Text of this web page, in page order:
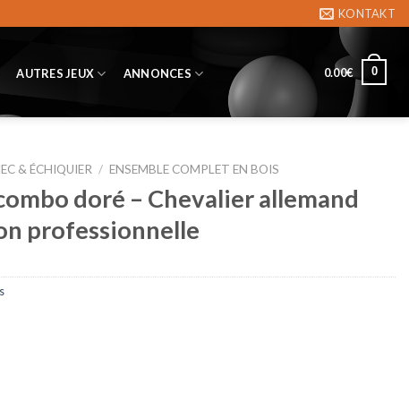
KONTAKT
AUTRES JEUX ANNONCES 0.00€ 0
& ÉCHIQUIER / ENSEMBLE COMPLET EN BOIS
doré – Chevalier allemand
professionnelle